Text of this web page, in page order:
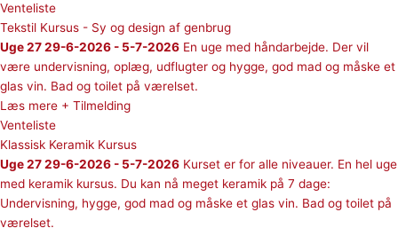
Venteliste
Tekstil Kursus - Sy og design af genbrug
Uge 27 29-6-2026 - 5-7-2026 En uge med håndarbejde. Der vil
være undervisning, oplæg, udflugter og hygge, god mad og måske et
glas vin. Bad og toilet på værelset.
Læs mere + Tilmelding
Venteliste
Klassisk Keramik Kursus
Uge 27 29-6-2026 - 5-7-2026 Kurset er for alle niveauer. En hel uge
med keramik kursus. Du kan nå meget keramik på 7 dage:
Undervisning, hygge, god mad og måske et glas vin. Bad og toilet på
værelset.